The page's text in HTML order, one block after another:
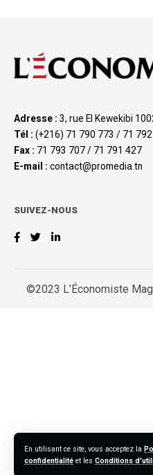
En utilisant ce site, vous acceptez la
confidentialité et les Conditions
Adresse : 3, rue El Kewekibi
Tél : (+216) 71 790 773 / 71
Fax : 71 793 707 / 71 791 427
E-mail : contact@promedia.tn
SUIVEZ-NOUS
©2023 L’Économiste